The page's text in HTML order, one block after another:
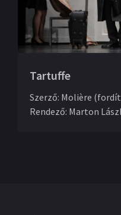
Tartuffe
Szerző: Molière
Rendező: Marton